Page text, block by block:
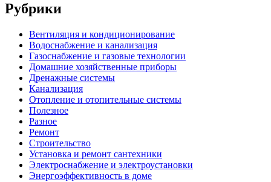
Рубрики
Вентиляция и кондиционирование
Водоснабжение и канализация
Газоснабжение и газовые технологии
Домашние хозяйственные приборы
Дренажные системы
Канализация
Отопление и отопительные системы
Полезное
Разное
Ремонт
Строительство
Установка и ремонт сантехники
Электроснабжение и электроустановки
Энергоэффективность в доме